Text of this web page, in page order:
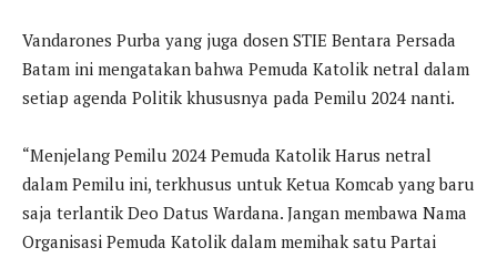
Vandarones Purba yang juga dosen STIE Bentara Persada
Batam ini mengatakan bahwa Pemuda Katolik netral dalam
setiap agenda Politik khususnya pada Pemilu 2024 nanti.
“Menjelang Pemilu 2024 Pemuda Katolik Harus netral
dalam Pemilu ini, terkhusus untuk Ketua Komcab yang baru
saja terlantik Deo Datus Wardana. Jangan membawa Nama
Organisasi Pemuda Katolik dalam memihak satu Partai